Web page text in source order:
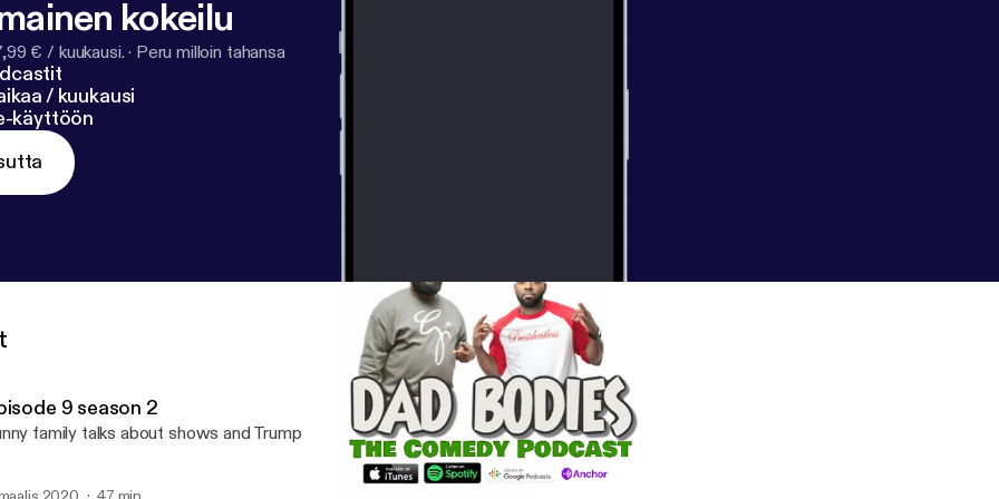
kokeilu
€ / kuukausi. · Peru milloin tahansa
/ kuukausi
käyttöön
9 season 2
family talks about shows and Trump